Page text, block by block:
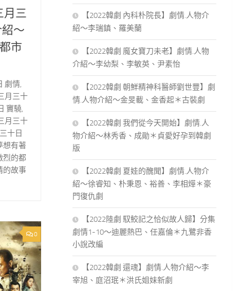
月三
～
市
劇情,
月三十
竇驍,
月三十
十日
想有著
烈的都
的故事
0
【2022韓劇 內科朴院長】劇情.人物介
紹～李瑞鎮、羅美蘭
【2022韓劇 魔女寶刀未老】劇情.人物
介紹～李幼梨、李敏英、尹素怡
【2022韓劇 朝鮮精神科醫師劉世豐】劇
情.人物介紹～金旻載、金香起＊古裝劇
【2022韓劇 我們從今天開始】劇情.人
物介紹～林秀香、成勛＊貞愛好孕到韓劇
版
【2022韓劇 夏娃的醜聞】劇情.人物介
紹～徐睿知、朴秉恩、裕善、李相燁＊豪
門復仇劇
【2022陸劇 馭鮫記之恰似故人歸】分集
劇情1-10～迪麗熱巴、任嘉倫＊九鷺非香
小說改編
【2022韓劇 還魂】劇情.人物介紹～李
宰旭、庭沼珉＊洪氏姐妹新劇